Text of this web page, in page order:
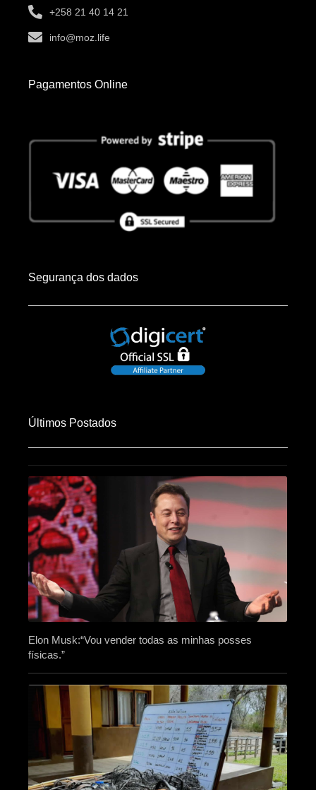
+258 21 40 14 21
info@moz.life
Pagamentos Online
Segurança dos dados
Últimos Postados
Elon Musk:“Vou vender todas as minhas posses
físicas.”